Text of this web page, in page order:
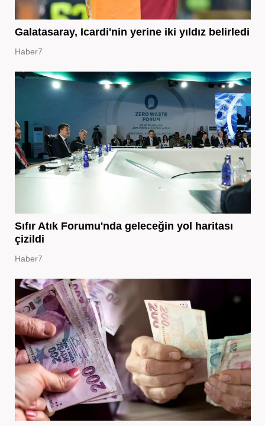
Galatasaray, Icardi'nin yerine iki yıldız belirledi
Haber7
Sıfır Atık Forumu'nda geleceğin yol haritası
çizildi
Haber7